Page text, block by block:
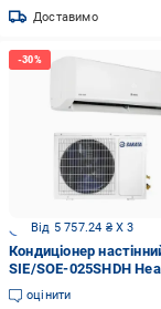
Доставимо
Від 5 757.24 ₴ X 3
Кондиціонер
SIE/SOE-025SHDH
inverter Wi-fi Ready
оцінити